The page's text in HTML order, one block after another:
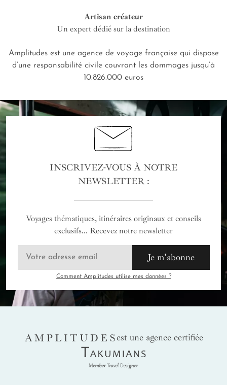
Artisan créateur
Un expert dédié sur la destination
Amplitudes est une agence de voyage française qui dispose
d’une responsabilité civile couvrant les dommages jusqu’à
10.826.000 euros
INSCRIVEZ-VOUS À NOTRE
NEWSLETTER :
Voyages thématiques, itinéraires originaux et conseils
exclusifs... Recevez notre newsletter
Je m'abonne
Comment Amplitudes utilise mes données ?
AMPLITUDES
est une agence certifiée
Takumians